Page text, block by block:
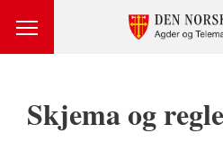
Skjema og